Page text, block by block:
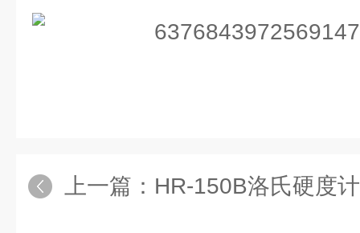
上一篇： HR-150B洛氏硬度计